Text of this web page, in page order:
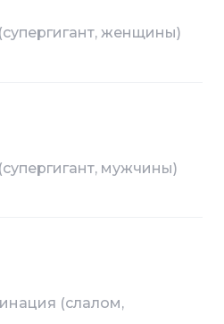
женщины)
мужчины)
(слалом,